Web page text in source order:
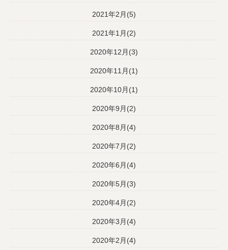
2021年2月(5)
2021年1月(2)
2020年12月(3)
2020年11月(1)
2020年10月(1)
2020年9月(2)
2020年8月(4)
2020年7月(2)
2020年6月(4)
2020年5月(3)
2020年4月(2)
2020年3月(4)
2020年2月(4)